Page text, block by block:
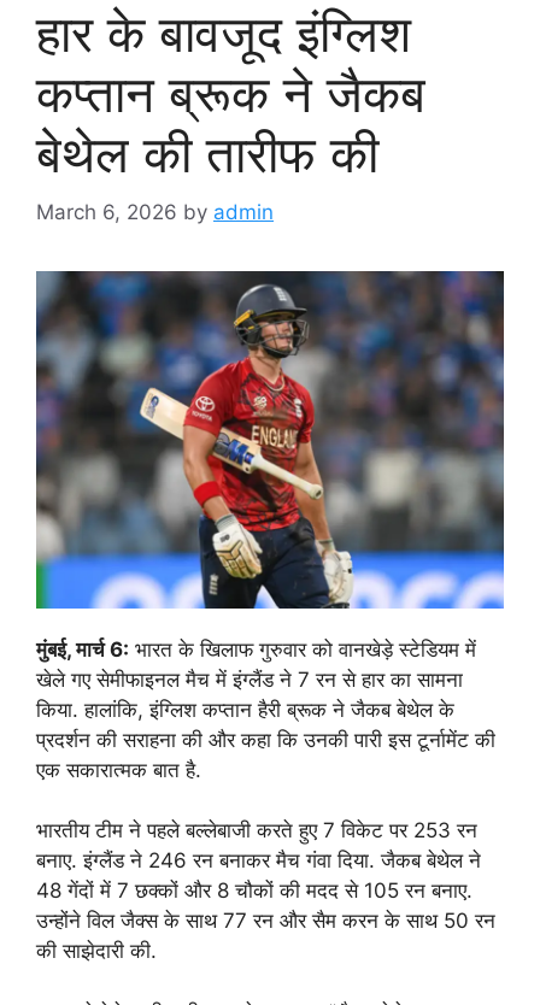
हार के बावजूद इंग्लिश
कप्तान ब्रूक ने जैकब
बेथेल की तारीफ की
March 6, 2026 by admin
मुंबई, मार्च 6: भारत के खिलाफ गुरुवार को वानखेड़े स्टेडियम में
खेले गए सेमीफाइनल मैच में इंग्लैंड ने 7 रन से हार का सामना
किया. हालांकि, इंग्लिश कप्तान हैरी ब्रूक ने जैकब बेथेल के
प्रदर्शन की सराहना की और कहा कि उनकी पारी इस टूर्नामेंट की
एक सकारात्मक बात है.
भारतीय टीम ने पहले बल्लेबाजी करते हुए 7 विकेट पर 253 रन
बनाए. इंग्लैंड ने 246 रन बनाकर मैच गंवा दिया. जैकब बेथेल ने
48 गेंदों में 7 छक्कों और 8 चौकों की मदद से 105 रन बनाए.
उन्होंने विल जैक्स के साथ 77 रन और सैम करन के साथ 50 रन
की साझेदारी की.